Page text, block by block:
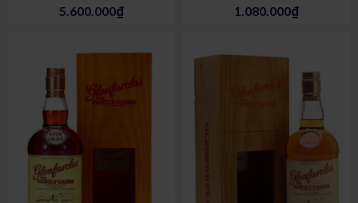
5.600.000₫ 1.080.000₫